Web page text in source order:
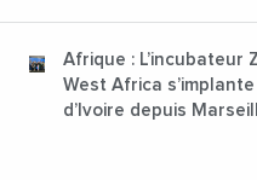
Afrique : L’incubateur
West Africa
d’Ivoire depuis